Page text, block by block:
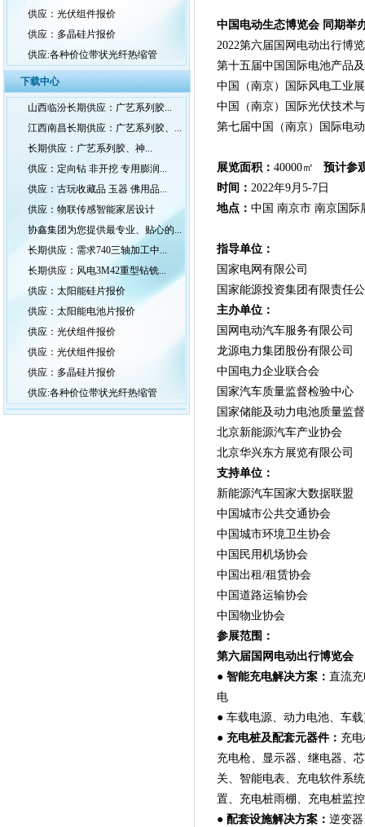
供应：光伏组件报价
供应：多晶硅片报价
供应:各种价位带状光纤热缩管
下载中心
山西临汾长期供应：广艺系列胶...
江西南昌长期供应：广艺系列胶、...
长期供应：广艺系列胶、神...
供应：定向钻 非开挖 专用膨润...
供应：古玩收藏品 玉器 佛用品...
供应：物联传感智能家居设计
协鑫集团为您提供最专业、贴心的...
长期供应：需求740三轴加工中...
长期供应：风电3M42重型钻铣...
供应：太阳能硅片报价
供应：太阳能电池片报价
供应：光伏组件报价
供应：光伏组件报价
供应：多晶硅片报价
供应:各种价位带状光纤热缩管
中国电动生态博览会 同期举
2022第六届国网电动出行博
第十五届中国国际电池产品
中国（南京）国际风电工业
中国（南京）国际光伏技术
第七届中国（南京）国际电
展览面积： 40000㎡ 预计参
时间： 2022年9月5-7日
地点： 中国 南京市 南京国际
指导单位：
国家电网有限公司
国家能源投资集团有限责任
主办单位：
国网电动汽车服务有限公司
龙源电力集团股份有限公司
中国电力企业联合会
国家汽车质量监督检验中心
国家储能及动力电池质量监
北京新能源汽车产业协会
北京华兴东方展览有限公司
支持单位：
新能源汽车国家大数据联盟
中国城市公共交通协会
中国城市环境卫生协会
中国民用机场协会
中国出租/租赁协会
中国道路运输协会
中国物业协会
参展范围：
第六届国网电动出行博览会
●智能充电解决方案： 直流
电
● 车载电源、动力电池、车
● 充电桩及配套元器件： 充
充电枪、显示器、继电器、
关、智能电表、充电软件系
置、充电桩雨棚、充电桩监
● 配套设施解决方案： 逆变